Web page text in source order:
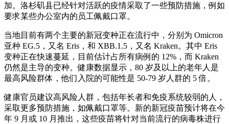
加。洛杉矶县已经针对活跃的疫情采取了一些预防措施，例如
要求某些办公室内的员工佩戴口罩。
当地目前有两个主要的新冠变种正在流行中，分别为 Omicron
亚种 EG.5，又名 Eris，和 XBB.1.5，又名 Kraken。其中 Eris
变种正在快速蔓延，目前估计占所有病例的 12%，而 Kraken
仍然是主导的变种。健康数据显示，80 岁及以上的老年人是
最高风险群体，他们入院的可能性是 50-79 岁人群的 5 倍。
健康官员建议高风险人群，包括年长者和免疫系统较弱的人，
采取更多预防措施，如佩戴口罩等。新的新冠疫苗预计将在今
年 9 月或 10 月推出，这些疫苗将针对当前流行的病毒株进行